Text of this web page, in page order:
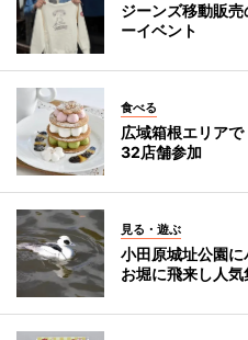
ジーンズ移動販
ーイベント
食べる
広域箱根エリア
32店舗参加
見る・遊ぶ
小田原城址公園
お堀に飛来し人気